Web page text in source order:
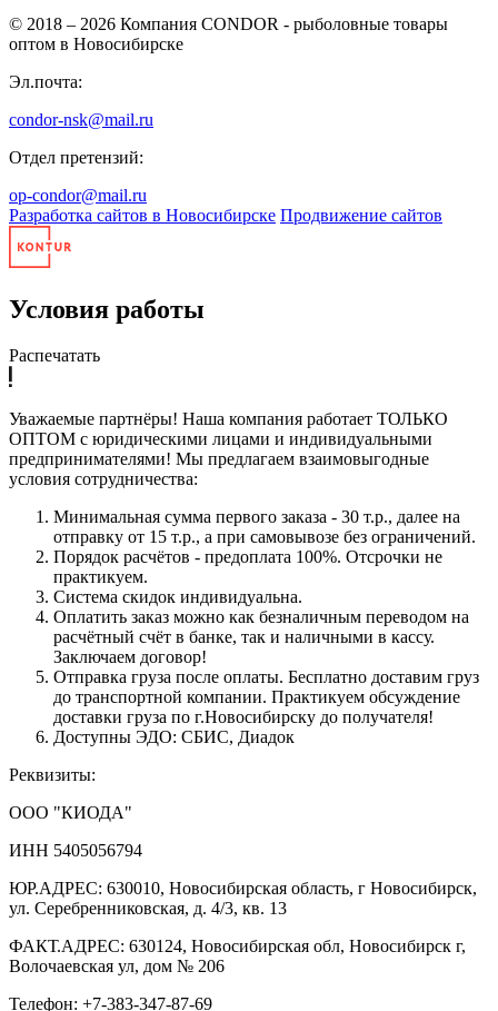
© 2018 – 2026 Компания CONDOR - рыболовные товары
оптом в Новосибирске
Эл.почта:
condor-nsk@mail.ru
Отдел претензий:
op-condor@mail.ru
Разработка сайтов в Новосибирске Продвижение сайтов
Условия работы
Распечатать
Уважаемые партнёры! Наша компания работает ТОЛЬКО
ОПТОМ с юридическими лицами и индивидуальными
предпринимателями! Мы предлагаем взаимовыгодные
условия сотрудничества:
Минимальная сумма первого заказа - 30 т.р., далее на
отправку от 15 т.р., а при самовывозе без ограничений.
Порядок расчётов - предоплата 100%. Отсрочки не
практикуем.
Система скидок индивидуальна.
Оплатить заказ можно как безналичным переводом на
расчётный счёт в банке, так и наличными в кассу.
Заключаем договор!
Отправка груза после оплаты. Бесплатно доставим груз
до транспортной компании. Практикуем обсуждение
доставки груза по г.Новосибирску до получателя!
Доступны ЭДО: СБИС, Диадок
Реквизиты:
ООО "КИОДА"
ИНН 5405056794
ЮР.АДРЕС: 630010, Новосибирская область, г Новосибирск,
ул. Серебренниковская, д. 4/3, кв. 13
ФАКТ.АДРЕС: 630124, Новосибирская обл, Новосибирск г,
Волочаевская ул, дом № 206
Телефон: +7-383-347-87-69